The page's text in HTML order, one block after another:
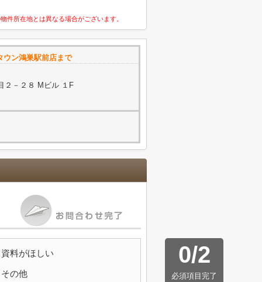
件所在地とは異なる場合がございます。
ン鴻巣駅前店まで
２－２８ Mビル １F
0/2
必須項目完了
資料がほしい
その他